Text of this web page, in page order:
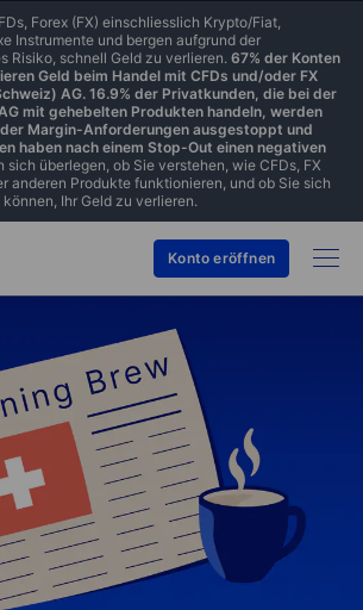
Forex (FX) einschliesslich Krypto/Fiat,
Instrumente und bergen aufgrund der
Risiko, schnell Geld zu verlieren. 67% der Konten
Geld beim Handel mit CFDs und/oder FX
AG. 16.9% der Privatkunden, die bei der
mit gehebelten Produkten handeln, werden
Margin-Anforderungen ausgestoppt und
haben nach einem Stop-Out einen negativen
sich überlegen, ob Sie verstehen, wie CFDs, FX
anderen Produkte funktionieren, und ob Sie sich
Ihr Geld zu verlieren.
Konto eröffnen